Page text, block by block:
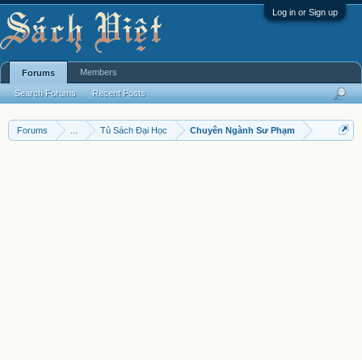
Log in or Sign up
Forums Tủ Sách Đại Học Chuyên Ngành Sư Phạm
Forums
Search Forums Recent Posts
Members